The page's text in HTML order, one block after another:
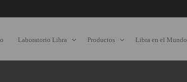
Laboratorio Libra Productos Libra en el Mundo